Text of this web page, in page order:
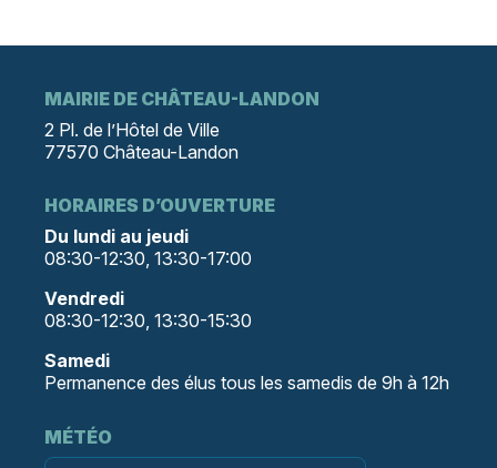
MAIRIE DE CHÂTEAU-LANDON
2 Pl. de l’Hôtel de Ville
77570 Château-Landon
HORAIRES D’OUVERTURE
Du lundi au jeudi
08:30-12:30, 13:30-17:00
Vendredi
08:30-12:30, 13:30-15:30
Samedi
Permanence des élus tous les samedis de 9h à 12h
MÉTÉO